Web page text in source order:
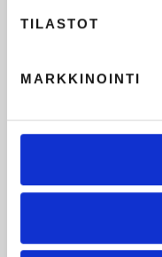
TILASTOT
MARKKINOINTI